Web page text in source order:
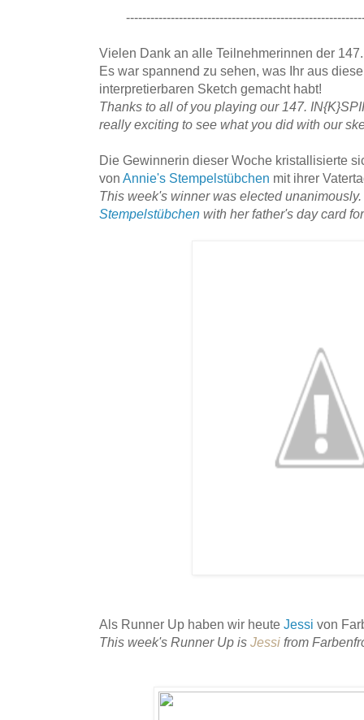
Vielen Dank an alle Teilnehmerinnen der
Es war spannend zu sehen, was Ihr aus
interpretierbaren Sketch gemacht habt!
Thanks to all of you playing our 147.
really exciting to see what you did with our
Die Gewinnerin dieser Woche kristallisierte
von Annie's Stempelstübchen mit ihrer
This week's winner was elected
Stempelstübchen with her father's day card
Als Runner Up haben wir heute Jessi von
This week's Runner Up is Jessi from